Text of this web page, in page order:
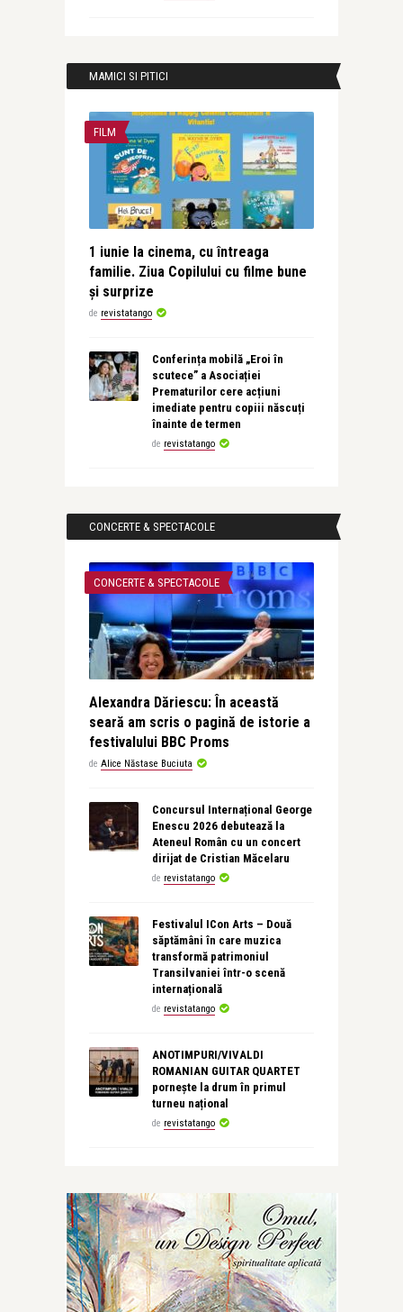
MAMICI SI PITICI
FILM
1 iunie la cinema, cu întreaga
familie. Ziua Copilului cu filme bune
și surprize
de revistatango
Conferința mobilă „Eroi în
scutece” a Asociației
Prematurilor cere acțiuni
imediate pentru copiii născuți
înainte de termen
de revistatango
CONCERTE & SPECTACOLE
CONCERTE & SPECTACOLE
Alexandra Dăriescu: În această
seară am scris o pagină de istorie a
festivalului BBC Proms
de Alice Năstase Buciuta
Concursul Internațional George
Enescu 2026 debutează la
Ateneul Român cu un concert
dirijat de Cristian Măcelaru
de revistatango
Festivalul ICon Arts – Două
săptămâni în care muzica
transformă patrimoniul
Transilvaniei într-o scenă
internațională
de revistatango
ANOTIMPURI/VIVALDI
ROMANIAN GUITAR QUARTET
pornește la drum în primul
turneu național
de revistatango